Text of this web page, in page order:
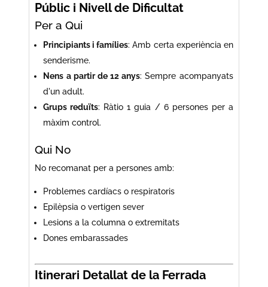
Públic i Nivell de Dificultat
Per a Qui
Principiants i famílies: Amb certa experiència en
senderisme.
Nens a partir de 12 anys: Sempre acompanyats
d'un adult.
Grups reduïts: Ràtio 1 guia / 6 persones per a
màxim control.
Qui No
No recomanat per a persones amb:
Problemes cardíacs o respiratoris
Epilèpsia o vertigen sever
Lesions a la columna o extremitats
Dones embarassades
Itinerari Detallat de la Ferrada